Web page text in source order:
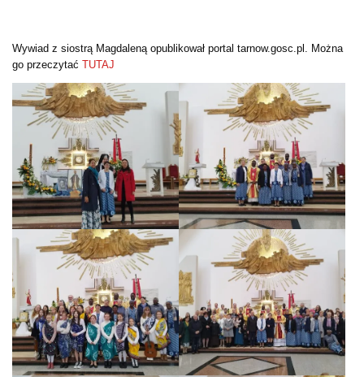
Wywiad z siostrą Magdaleną opublikował portal tarnow.gosc.pl. Można
go przeczytać TUTAJ